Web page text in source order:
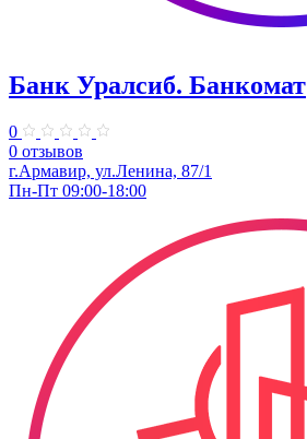
Банк Уралсиб. Банкомат
0
0 отзывов
г.Армавир, ул.Ленина, 87/1
Пн-Пт 09:00-18:00